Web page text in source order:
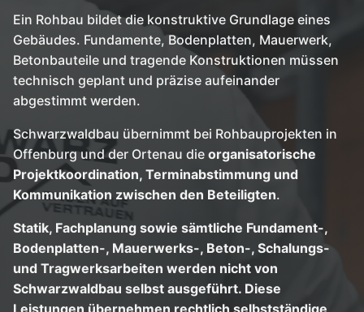
Ein Rohbau bildet die konstruktive Grundlage eines
Gebäudes. Fundamente, Bodenplatten, Mauerwerk,
Betonbauteile und tragende Konstruktionen müssen
technisch geplant und präzise aufeinander
abgestimmt werden.
Schwarzwaldbau übernimmt bei Rohbauprojekten in
Offenburg und der Ortenau die organisatorische
Projektkoordination, Terminabstimmung und
Kommunikation zwischen den Beteiligten.
Statik, Fachplanung sowie sämtliche Fundament-,
Bodenplatten-, Mauerwerks-, Beton-, Schalungs-
und Tragwerksarbeiten werden nicht von
Schwarzwaldbau selbst ausgeführt. Diese
Leistungen übernehmen rechtlich selbstständige,